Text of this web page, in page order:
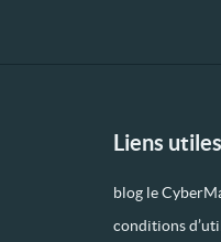
Liens utiles
blog le
conditions